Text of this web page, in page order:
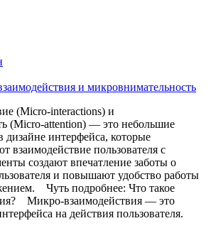
и микровнимательность
(Micro-interactions) и
(Micro-attention) — это небольшие
дизайне интерфейса, которые
взаимодействие пользователя с
создают впечатление заботы о
и повышают удобство работы
Чуть подробнее: Что такое
Микро-взаимодействия — это
на действия пользователя.